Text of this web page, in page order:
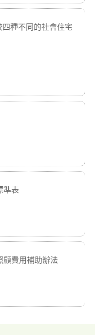
種不同的社會住宅
準表
顧費用補助辦法